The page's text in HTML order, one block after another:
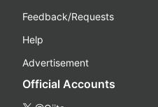
Feedback/Requests
Help
Advertisement
Official Accounts